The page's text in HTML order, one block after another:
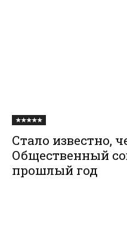
★★★★★
Стало известно,
Общественный
прошлый год